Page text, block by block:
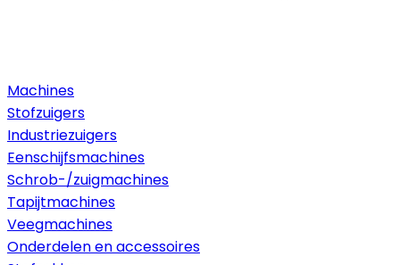
Machines
Stofzuigers
Industriezuigers
Eenschijfsmachines
Schrob-/zuigmachines
Tapijtmachines
Veegmachines
Onderdelen en accessoires